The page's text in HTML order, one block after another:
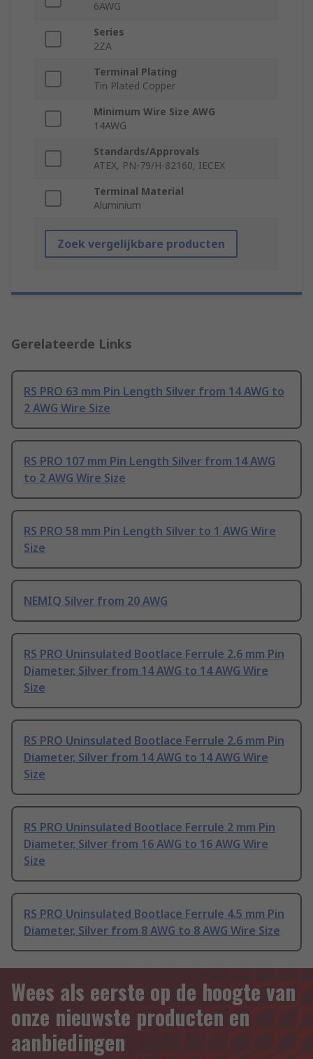
6AWG
Series
2ZA
Terminal Plating
Tin Plated Copper
Minimum Wire Size AWG
14AWG
Standards/Approvals
ATEX, PN-79/H-82160, IECEX
Terminal Material
Aluminium
Zoek vergelijkbare producten
Gerelateerde Links
RS PRO 63 mm Pin Length Silver from 14 AWG to
2 AWG Wire Size
RS PRO 107 mm Pin Length Silver from 14 AWG
to 2 AWG Wire Size
RS PRO 58 mm Pin Length Silver to 1 AWG Wire
Size
NEMIQ Silver from 20 AWG
RS PRO Uninsulated Bootlace Ferrule 2.6 mm Pin
Diameter, Silver from 14 AWG to 14 AWG Wire
Size
RS PRO Uninsulated Bootlace Ferrule 2.6 mm Pin
Diameter, Silver from 14 AWG to 14 AWG Wire
Size
RS PRO Uninsulated Bootlace Ferrule 2 mm Pin
Diameter, Silver from 16 AWG to 16 AWG Wire
Size
RS PRO Uninsulated Bootlace Ferrule 4.5 mm Pin
Diameter, Silver from 8 AWG to 8 AWG Wire Size
Wees als eerste op de hoogte van
onze nieuwste producten en
aanbiedingen